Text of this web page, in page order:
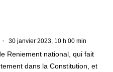
30 janvier 2023, 10 h 00 min
Reniement national, qui fait
dans la Constitution, et